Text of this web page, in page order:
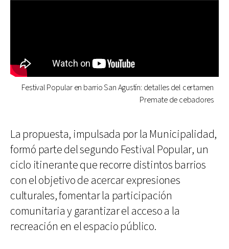
Festival Popular en barrio San Agustín: detalles del certamen
Premate de cebadores
La propuesta, impulsada por la Municipalidad,
formó parte del segundo Festival Popular, un
ciclo itinerante que recorre distintos barrios
con el objetivo de acercar expresiones
culturales, fomentar la participación
comunitaria y garantizar el acceso a la
recreación en el espacio público.